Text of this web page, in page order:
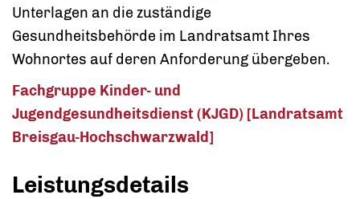
Unterlagen an die zuständige
Gesundheitsbehörde im Landratsamt Ihres
Wohnortes auf deren Anforderung übergeben.
Fachgruppe Kinder- und
Jugendgesundheitsdienst (KJGD) [Landratsamt
Breisgau-Hochschwarzwald]
Leistungsdetails